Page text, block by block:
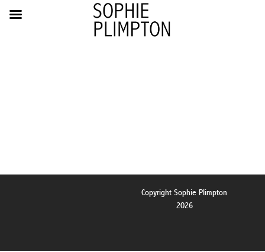
Copyright Sophie Plimpton
2026